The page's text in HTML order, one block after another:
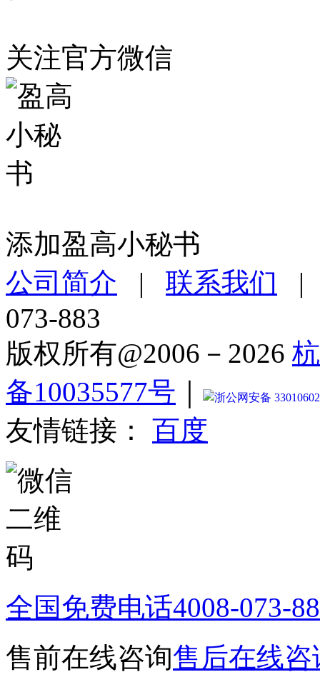
关注官方微信
添加盈高小秘书
公司简介 | 联系我们
073-883
版权所有@2006－2026
备10035577号
浙公网安备
友情链接： 百度
全国免费电话4008-073-
售前在线咨询售后在线咨